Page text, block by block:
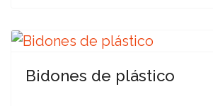
Bidones de plástico